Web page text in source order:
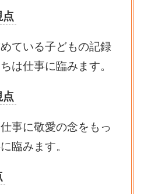
点
ている子どもの記録
は仕事に臨みます。
点
事に敬愛の念をもっ
臨みます。